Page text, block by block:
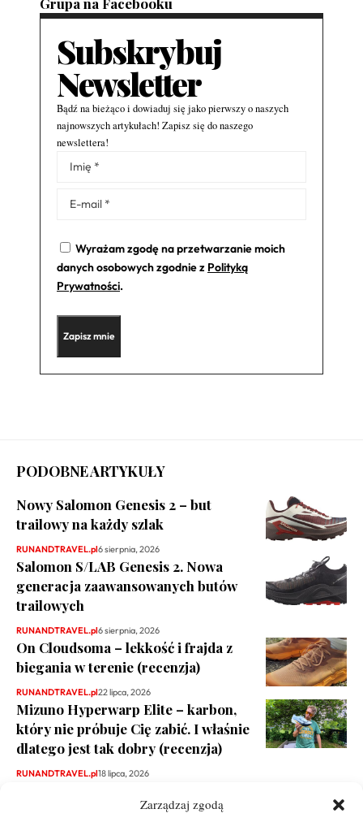
Zarządzaj zgodą
Subskrybuj
Newsletter
Bądź na bieżąco i dowiaduj się jako pierwszy o naszych
najnowszych artykułach! Zapisz się do naszego
newslettera!
Wyrażam zgodę na przetwarzanie moich
danych osobowych zgodnie z Polityką
Prywatności.
Alternative:
PODOBNE ARTYKUŁY
Nowy Salomon Genesis 2 – but
trailowy na każdy szlak
RUNANDTRAVEL.pl6 sierpnia, 2026
Salomon S/LAB Genesis 2. Nowa
generacja zaawansowanych butów
trailowych
RUNANDTRAVEL.pl6 sierpnia, 2026
On Cloudsoma – lekkość i frajda z
biegania w terenie (recenzja)
RUNANDTRAVEL.pl22 lipca, 2026
Mizuno Hyperwarp Elite – karbon,
który nie próbuje Cię zabić. I właśnie
dlatego jest tak dobry (recenzja)
RUNANDTRAVEL.pl18 lipca, 2026